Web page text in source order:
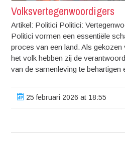
Volksvertegenwoordigers
Artikel: Politici Politici:
Politici vormen een essentiële
proces van een land. Als
het volk hebben zij de
van de samenleving te behartigen
25 februari 2026 at 18:55